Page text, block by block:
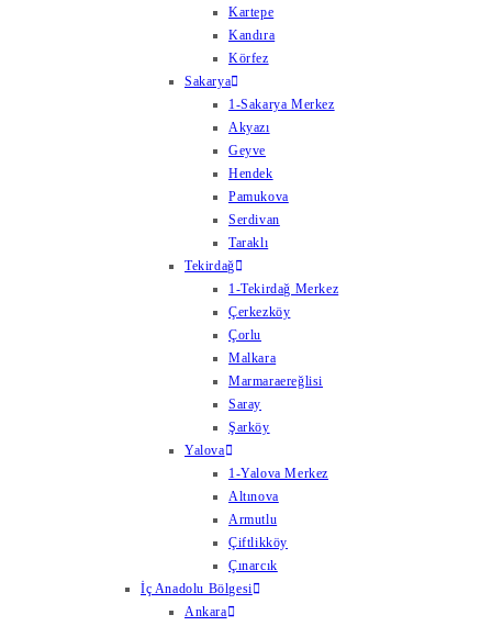
Kartepe
Kandıra
Körfez
Sakarya
1-Sakarya Merkez
Akyazı
Geyve
Hendek
Pamukova
Serdivan
Taraklı
Tekirdağ
1-Tekirdağ Merkez
Çerkezköy
Çorlu
Malkara
Marmaraereğlisi
Saray
Şarköy
Yalova
1-Yalova Merkez
Altınova
Armutlu
Çiftlikköy
Çınarcık
İç Anadolu Bölgesi
Ankara